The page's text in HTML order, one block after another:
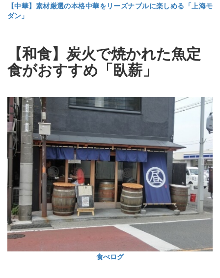
【中華】素材厳選の本格中華をリーズナブルに楽しめる「上海モ
ダン」
【和食】炭火で焼かれた魚定
食がおすすめ「臥薪」
食べログ